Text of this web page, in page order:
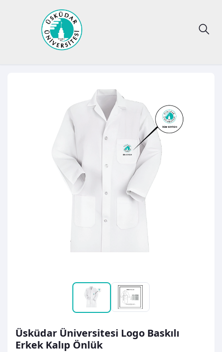
Üsküdar Üniversitesi Logo Baskılı
Erkek Kalıp Önlük